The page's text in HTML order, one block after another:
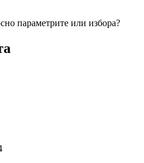
параметрите или избора?